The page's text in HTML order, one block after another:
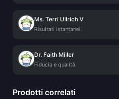
Ms. Terri Ullrich V
Risultati istantanei.
Dr. Faith Miller
Fiducia e qualità.
Prodotti correlati